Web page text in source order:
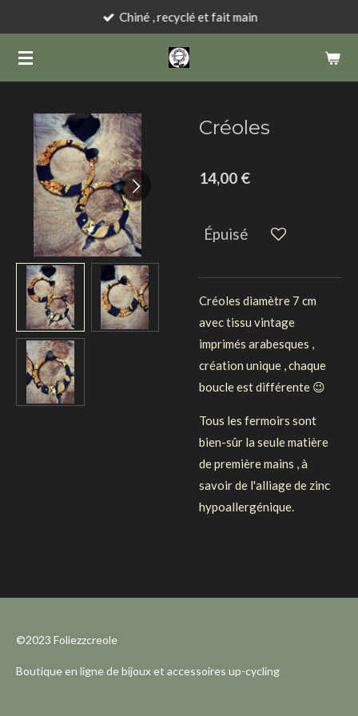
contenu
principal
Chiné , recyclé et fait main
Créoles
14,00 €
Épuisé
Créoles diamètre 7 cm
avec tissu vintage
imprimés arabesques ,
création unique , chaque
boucle est différente 😉
Tous les fermoirs sont
bien-sûr la seule matière
de première mains , à
savoir de l'alliage de zinc
hypoallergénique.
©2023 Foliezzcreole
Boutique en ligne de bijoux et accessoires up-cycling